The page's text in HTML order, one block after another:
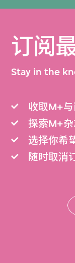
订阅
Stay in the
收取M+
探索M+
选择你希
随时取消